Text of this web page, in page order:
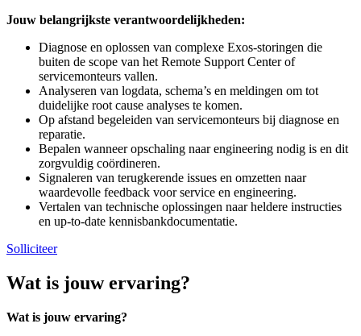
Jouw belangrijkste verantwoordelijkheden:
Diagnose en oplossen van complexe Exos-storingen die
buiten de scope van het Remote Support Center of
servicemonteurs vallen.
Analyseren van logdata, schema’s en meldingen om tot
duidelijke root cause analyses te komen.
Op afstand begeleiden van servicemonteurs bij diagnose en
reparatie.
Bepalen wanneer opschaling naar engineering nodig is en dit
zorgvuldig coördineren.
Signaleren van terugkerende issues en omzetten naar
waardevolle feedback voor service en engineering.
Vertalen van technische oplossingen naar heldere instructies
en up-to-date kennisbankdocumentatie.
Solliciteer
Wat is jouw ervaring?
Wat is jouw ervaring?